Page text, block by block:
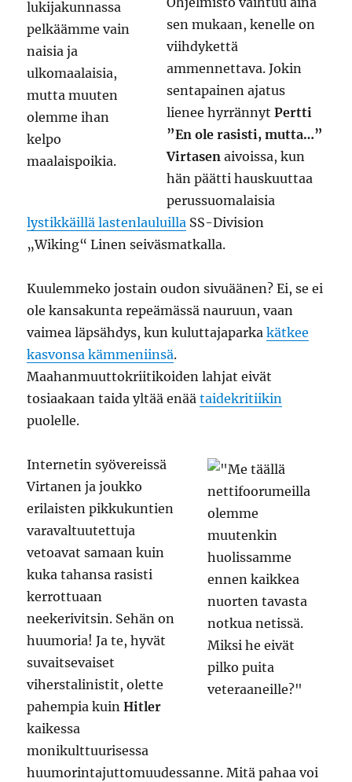
sen mukaan, kenelle on
viihdykettä
ammennettava. Jokin
sentapainen ajatus
lienee hyrrännytPertti
”En ole rasisti, mutta…”
Virtasen aivoissa, kun
hän päätti hauskuuttaa
perussuomalaisia
lystikkäillä lastenlauluilla SS-Division
„Wiking“ Linen seiväsmatkalla.
Kuulemmeko jostain oudon sivuäänen? Ei, se ei
ole kansakunta repeämässä nauruun, vaan
vaimea läpsähdys, kun kuluttajaparkakätkee
kasvonsa kämmeniinsä.
Maahanmuuttokriitikoiden lahjat eivät
tosiaakaan taida yltää enäätaidekritiikin
puolelle.
Internetin syövereissä
Virtanen ja joukko
erilaisten pikkukuntien
varavaltuutettuja
vetoavat samaan kuin
kuka tahansa rasisti
kerrottuaan
neekerivitsin. Sehän on
huumoria! Ja te, hyvät
suvaitsevaiset
viherstalinistit, olette
pahempia kuinHitler
kaikessa
monikulttuurisessa
huumorintajuttomuudessanne. Mitä pahaa voi